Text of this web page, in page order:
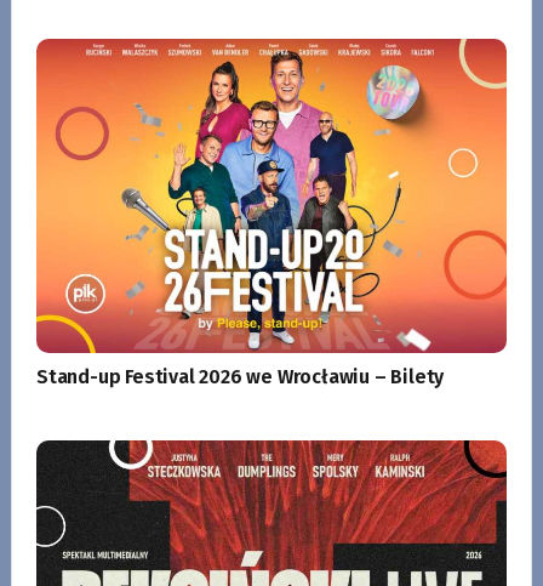
Stand-up Festival 2026 we Wrocławiu – Bilety